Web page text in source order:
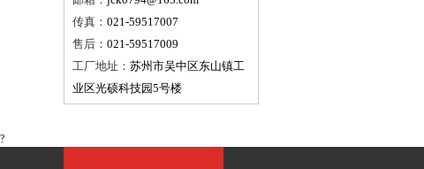
传真： 021-59517007
售后： 021-59517009
工厂地址： 苏州市吴中区东山镇工
业区光硕科技园5号楼
?